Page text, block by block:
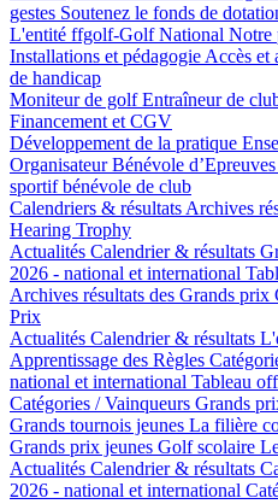
gestes Soutenez le fonds de
L'entité ffgolf-Golf National Notre
Installations et pédagogie Accès et
de handicap
Moniteur de golfEntraîneur de
Financement et CGV
Développement de la pratique
Organisateur Bénévole
sportif bénévole de club
Calendriers & résultats Archives
Hearing Trophy
Actualités Calendrier & résultats
2026 - national et international
Archives résultats des Grands prix
Prix
Actualités Calendrier & résultats
Apprentissage des Règles
national et international Tableau
Catégories / Vainqueurs Grands
Grands tournois jeunes La filière
Grands prix jeunes Golf scolaire
Actualités Calendrier & résultats
2026 - national et international